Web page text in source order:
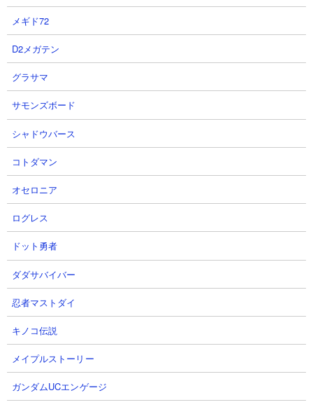
体力： 750,000
攻撃力： 13,000
射程： 450～750（範囲攻撃、感知射程600）
KB： 3回
特殊能力： 超賢者特性、50％の確率でふっとばす、100％の確
率で爆波を放つ（着弾地点600）
１．ザクザクッキー山脈 ムートとゼリーまんじゅ
うと大狂乱ゴムを使った3種のみで攻略
【出撃メンバー】
【攻略概要】
「たてかー」さんの攻略動画です。ノーアイテム＆ノーにゃんコ
ンボ。使用するのはムートとゼリーまんじゅうと大狂乱ゴムの無
課金キャラ3種のみ。最初のぶんぶん先生を大狂乱ゴムやゼリーを
盾にしつつムートで殴って処理し、そのままムートでエンジェル
メギド72
D2メガテン
グラサマ
サモンズボード
シャドウバース
コトダマン
オセロニア
ログレス
ドット勇者
ダダサバイバー
忍者マストダイ
キノコ伝説
メイプルストーリー
ガンダムUCエンゲージ